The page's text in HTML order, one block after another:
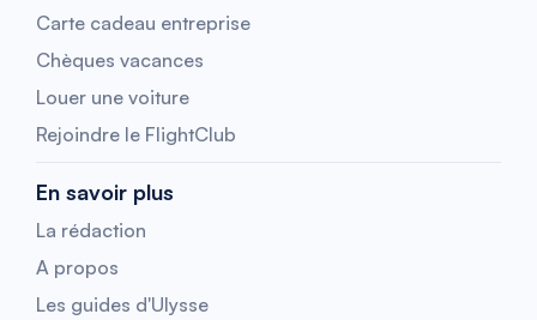
Carte cadeau entreprise
Chèques vacances
Louer une voiture
Rejoindre le FlightClub
En savoir plus
La rédaction
A propos
Les guides d'Ulysse